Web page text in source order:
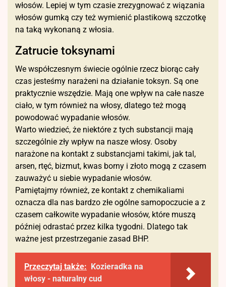
włosów. Lepiej w tym czasie zrezygnować z wiązania
włosów gumką czy też wymienić plastikową szczotkę
na taką wykonaną z włosia.
Zatrucie toksynami
We współczesnym świecie ogólnie rzecz biorąc cały
czas jesteśmy narażeni na działanie toksyn. Są one
praktycznie wszędzie. Mają one wpływ na całe nasze
ciało, w tym również na włosy, dlatego też mogą
powodować wypadanie włosów.
Warto wiedzieć, że niektóre z tych substancji mają
szczególnie zły wpływ na nasze włosy. Osoby
narażone na kontakt z substancjami takimi, jak tal,
arsen, rtęć, bizmut, kwas borny i złoto mogą z czasem
zauważyć u siebie wypadanie włosów.
Pamiętajmy również, ze kontakt z chemikaliami
oznacza dla nas bardzo złe ogólne samopoczucie a z
czasem całkowite wypadanie włosów, które muszą
później odrastać przez kilka tygodni. Dlatego tak
ważne jest przestrzeganie zasad BHP.
Przeczytaj także: Kozieradka na
włosy - naturalny cud